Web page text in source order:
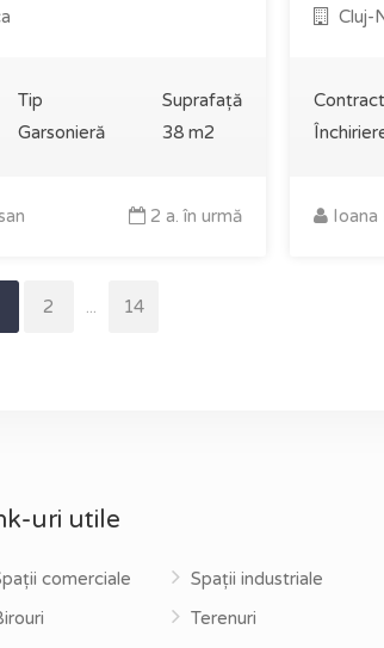
Tip
Garsonieră
Suprafață
38 m2
2 a. în urmă
Cluj-
Contract
2 ... 14
uri utile
comerciale
Spații industriale
Terenuri